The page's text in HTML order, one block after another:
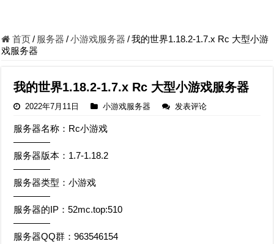
首页/ 服务器 /小游戏服务器 /我的世界1.18.2-1.7.x Rc 大型小游
戏服务器
我的世界1.18.2-1.7.x Rc 大型小游戏服务器
2022年7月11日 小游戏服务器 发表评论
服务器名称：Rc小游戏
————
服务器版本：1.7-1.18.2
————
服务器类型：小游戏
————
服务器的IP：52mc.top:510
————
服务器QQ群：963546154